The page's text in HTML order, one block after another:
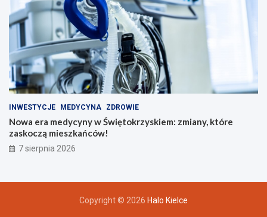
INWESTYCJE MEDYCYNA ZDROWIE
Nowa era medycyny w Świętokrzyskiem: zmiany, które
zaskoczą mieszkańców!
7 sierpnia 2026
Copyright © 2026 Halo Kielce